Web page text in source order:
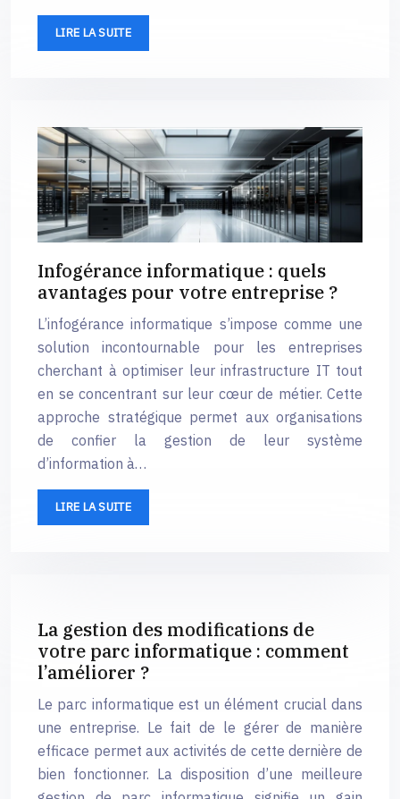
LIRE LA SUITE
Infogérance informatique : quels
avantages pour votre entreprise ?
L’infogérance informatique s’impose comme une
solution incontournable pour les entreprises
cherchant à optimiser leur infrastructure IT tout
en se concentrant sur leur cœur de métier. Cette
approche stratégique permet aux organisations
de confier la gestion de leur système
d’information à…
LIRE LA SUITE
La gestion des modifications de
votre parc informatique : comment
l’améliorer ?
Le parc informatique est un élément crucial dans
une entreprise. Le fait de le gérer de manière
efficace permet aux activités de cette dernière de
bien fonctionner. La disposition d’une meilleure